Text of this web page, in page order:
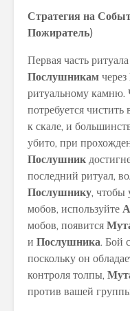
Стратегия на
Пожиратель)
Первая часть
Послушникам через
ритуальному камню.
потребуется
к скале, и
убито, при
Послушник
последний ритуал,
Послушнику, чтобы
мобов, используйте
мобов, появится
и Послушника. Бой
поскольку он
контроля толпы,
против вашей